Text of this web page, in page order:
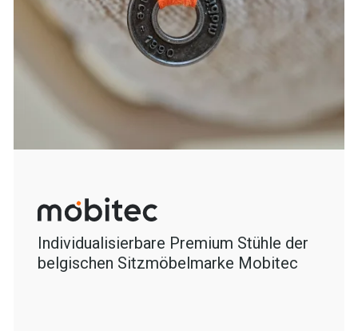
Individualisierbare Premium Stühle der
belgischen Sitzmöbelmarke Mobitec